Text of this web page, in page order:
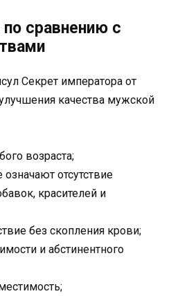
сравнению с
Секрет императора от
качества мужской
возраста;
отсутствие
красителей и
без скопления крови;
и абстинентного